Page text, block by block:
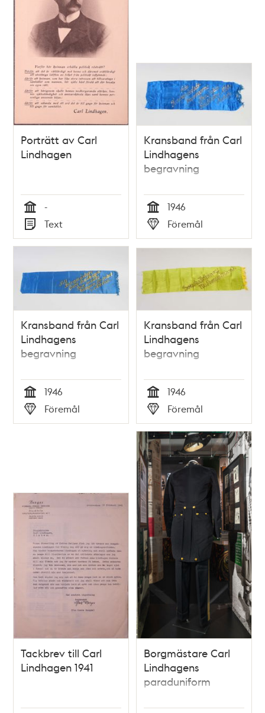
Porträtt av Carl
Lindhagen
Tid
-
Typ
Text
Kransband från Carl
Lindhagens
begravning
Tid
1946
Typ
Föremål
Kransband från Carl
Lindhagens
begravning
Tid
1946
Typ
Föremål
Kransband från Carl
Lindhagens
begravning
Tid
1946
Typ
Föremål
Tackbrev till Carl
Lindhagen 1941
Borgmästare Carl
Lindhagens
paraduniform